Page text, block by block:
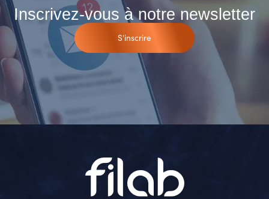
Inscrivez-vous à notre newsletter
S'inscrire